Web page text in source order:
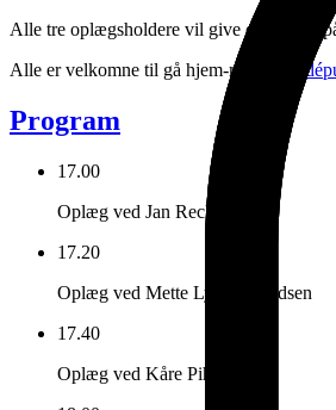
Alle tre oplægsholdere vil give deres bud
Alle er velkomne til gå hjem-møderne
Program
17.00
Oplæg ved Jan Reckendorf
17.20
Oplæg ved Mette Lyster Knudsen
17.40
Oplæg ved Kåre Pihlmann